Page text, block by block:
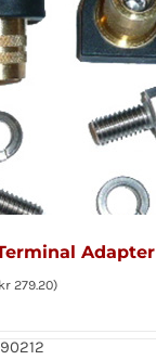
Adapter
kr 279.20)